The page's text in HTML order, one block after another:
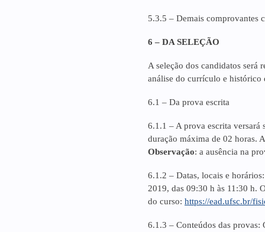
5.3.5 – Demais comprovantes
6 – DA SELEÇÃO
A seleção dos candidatos será
análise do currículo e histórico
6.1 – Da prova escrita
6.1.1 – A prova escrita versará
duração máxima de 02 horas.
Observação: a ausência na
6.1.2 – Datas, locais e
2019, das 09:30 h às 11:30 h.
do curso: https://ead.ufsc.br/
6.1.3 – Conteúdos das provas: